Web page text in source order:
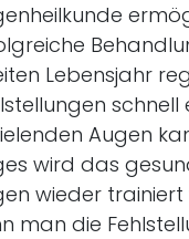
Lebensjahr
Augen
wird das
wieder
man die